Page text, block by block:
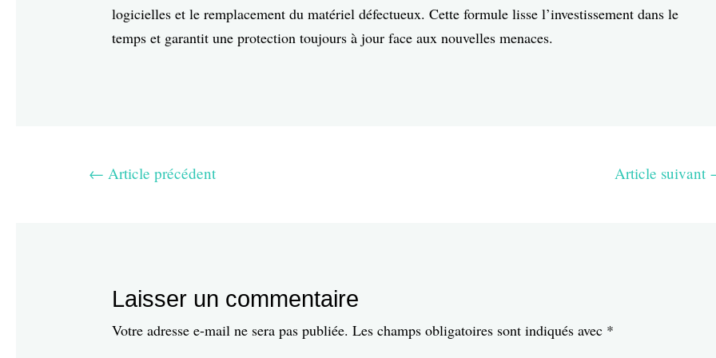
logicielles et le remplacement du matériel défectueux. Cette formule lisse l’investissement dans le
temps et garantit une protection toujours à jour face aux nouvelles menaces.
← Article précédent Article suivant
Laisser un commentaire
Votre adresse e-mail ne sera pas publiée. Les champs obligatoires sont indiqués avec *